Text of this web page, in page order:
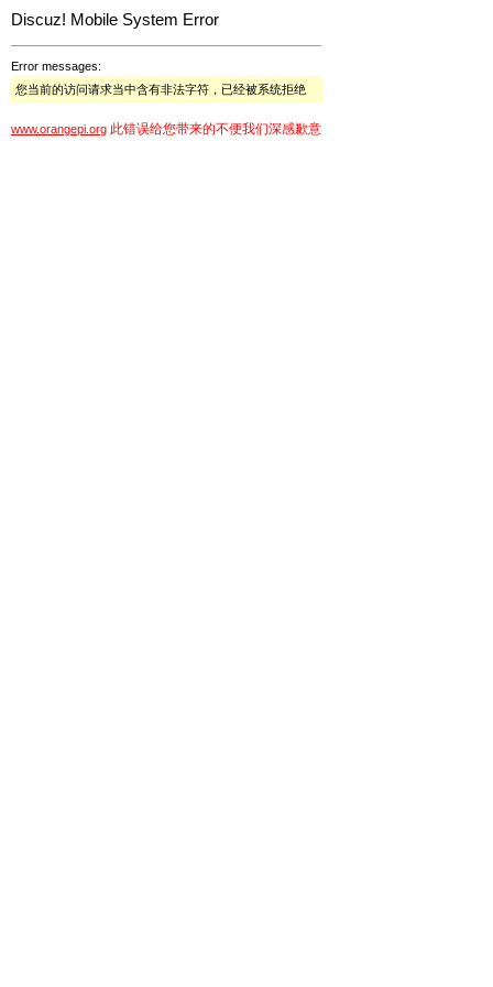
Discuz! Mobile System Error
Error messages:
您当前的访问请求当中含有非法字符，已经被系统拒绝
www.orangepi.org 此错误给您带来的不便我们深感歉意